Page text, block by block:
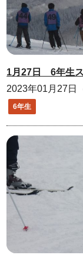
1月27日 6年生
2023年01月27日
6年生